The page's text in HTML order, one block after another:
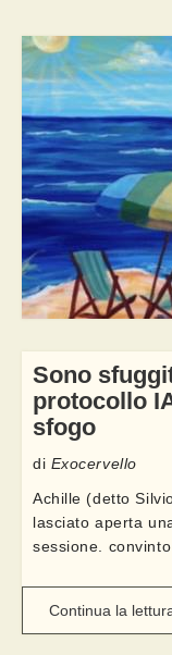
Sono
protocollo
sfogo
di Exocervello
Achille (detto
lasciato aperta
sessione,
un agente; cinque
Continua la